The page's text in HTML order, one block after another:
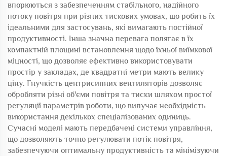
впорюються з забезпеченням стабільного, надійного
потоку повітря при різних тискових умовах, що робить їх
ідеальними для застосувань, які вимагають постійної
продуктивності. Інша значна перевага полягає в їх
компактній площині встановлення щодо їхньої виїмкової
міцності, що дозволяє ефективно використовувати
простір у закладах, де квадратні метри мають велику
ціну. Гнучкість центрисипних вентиляторів дозволяє
обробляти різні об'єми повітря та тиски шляхом простої
регуляції параметрів роботи, що вилучає необхідність
використання декількох спеціалізованих одиниць.
Сучасні моделі мають передбачені системи управління,
що дозволяють точно регулювати потік повітря,
забезпечуючи оптимальну продуктивність та мінімізуючи